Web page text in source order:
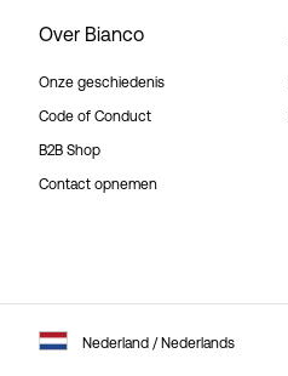
Over Bianco
Onze geschiedenis
Code of Conduct
B2B Shop
Contact opnemen
Nederland / Nederlands